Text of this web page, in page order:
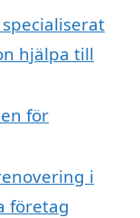
hjälpa till
för
i
företag